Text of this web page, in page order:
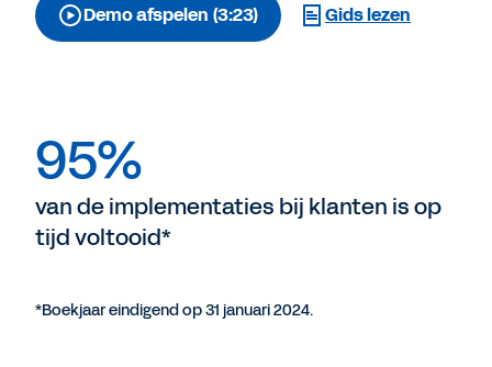
Demo afspelen (3:23) Gids lezen
95%
van de implementaties bij klanten is op
tijd voltooid*
*Boekjaar eindigend op 31 januari 2024.